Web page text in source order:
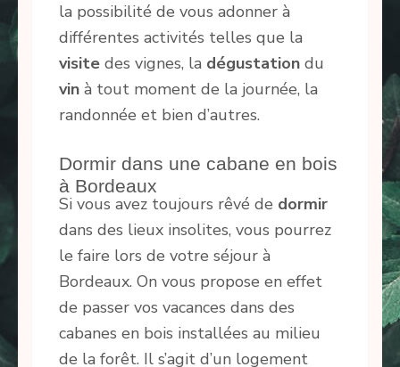
la possibilité de vous adonner à
différentes activités telles que la
visite des vignes, la dégustation du
vin à tout moment de la journée, la
randonnée et bien d’autres.
Dormir dans une cabane en bois
à Bordeaux
Si vous avez toujours rêvé de dormir
dans des lieux insolites, vous pourrez
le faire lors de votre séjour à
Bordeaux. On vous propose en effet
de passer vos vacances dans des
cabanes en bois installées au milieu
de la forêt. Il s’agit d’un logement